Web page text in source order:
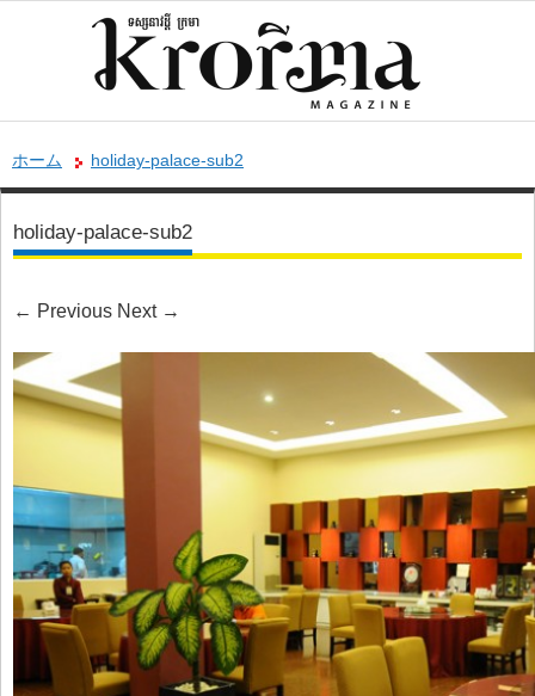
ホーム holiday-palace-sub2
holiday-palace-sub2
← Previous Next →